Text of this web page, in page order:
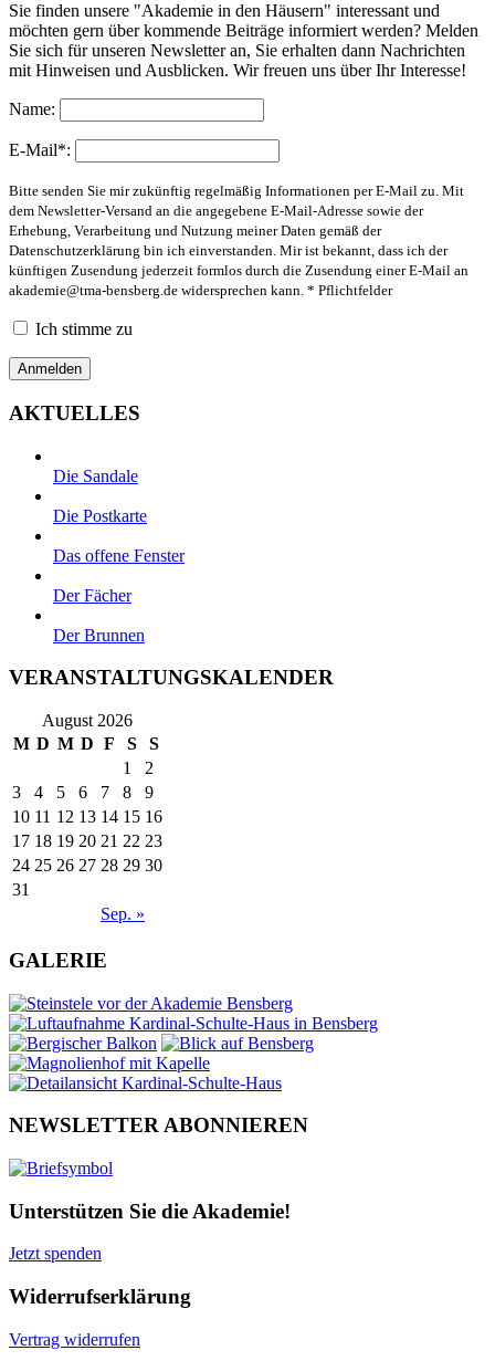
Sie finden unsere "Akademie in den Häusern" interessant und
möchten gern über kommende Beiträge informiert werden? Melden
Sie sich für unseren Newsletter an, Sie erhalten dann Nachrichten
mit Hinweisen und Ausblicken. Wir freuen uns über Ihr Interesse!
Name:
E-Mail*:
Bitte senden Sie mir zukünftig regelmäßig Informationen per E-Mail zu. Mit
dem Newsletter-Versand an die angegebene E-Mail-Adresse sowie der
Erhebung, Verarbeitung und Nutzung meiner Daten gemäß der
Datenschutzerklärung bin ich einverstanden. Mir ist bekannt, dass ich der
künftigen Zusendung jederzeit formlos durch die Zusendung einer E-Mail an
akademie@tma-bensberg.de widersprechen kann. * Pflichtfelder
Ich stimme zu
AKTUELLES
Die Sandale
Die Postkarte
Das offene Fenster
Der Fächer
Der Brunnen
VERANSTALTUNGSKALENDER
August 2026
M D M D F S S
Sep. »
1
2
3
4 5 6 7 8
9
10 11 12 13 14 15 16
17 18 19 20 21 22 23
24 25 26 27 28 29 30
31
GALERIE
NEWSLETTER ABONNIEREN
Unterstützen Sie die Akademie!
Jetzt spenden
Widerrufserklärung
Vertrag widerrufen